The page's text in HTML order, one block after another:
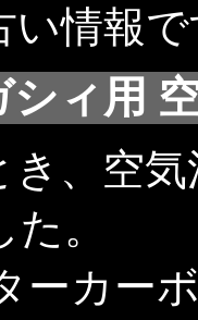
い情報
シィ用
き、空
。
ーカー